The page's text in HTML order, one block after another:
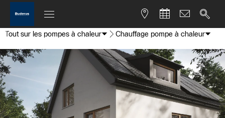
Tout sur les pompes à chaleur Chauffage pompe à chaleur